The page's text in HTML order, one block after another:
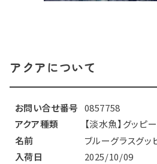
アクアについて
お問い合せ番号 0857758
アクア種類
【淡水魚】グッピー
名前
ブルーグラスグッ
入荷日
2025/10/09